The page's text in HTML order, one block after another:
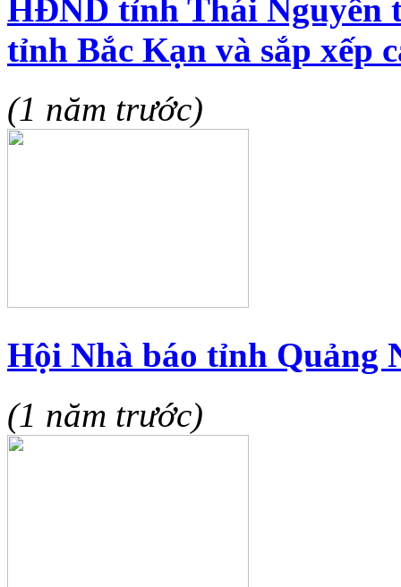
HĐND tỉnh Thái Nguyên
tỉnh Bắc Kạn và sắp xếp
(1 năm trước)
Hội Nhà báo tỉnh Quảng
(1 năm trước)